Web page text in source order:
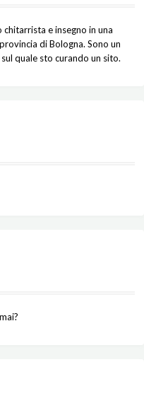
e insegno in una
di Bologna. Sono un
quale sto curando un sito.